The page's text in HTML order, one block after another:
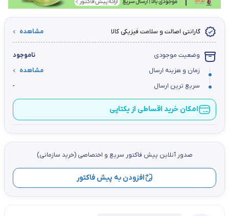
گارانتی اصالت و سلامت فیزیکی کالا مشاهده
وضعیت موجودی
ناموجود
زمان و هزینه ارسال
مشاهده
سریع ترین ارسال
-
امکان خرید اقساطی از یکتاپی
صدور آنلاین پيش فاكتور سریع و اختصاصي (خرید سازمانی)
افزودن به پیش فاکتور